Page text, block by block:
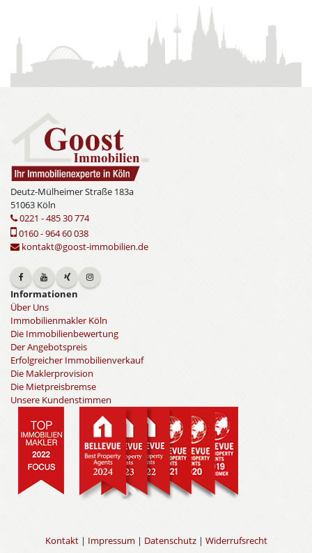
Deutz-Mülheimer Straße 183a
51063 Köln
0221 - 485 30 774
0160 - 964 60 038
kontakt@goost-immobilien.de
Informationen
Über Uns
Immobilienmakler Köln
Die Immobilienbewertung
Der Angebotspreis
Erfolgreicher Immobilienverkauf
Die Maklerprovision
Die Mietpreisbremse
Unsere Kundenstimmen
Kontakt| Impressum | Datenschutz| Widerrufsrecht